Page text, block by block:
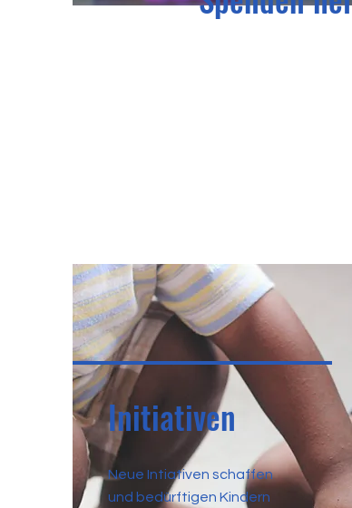
Initiativen
Neue Intiativen schaffen
und bedürftigen Kindern